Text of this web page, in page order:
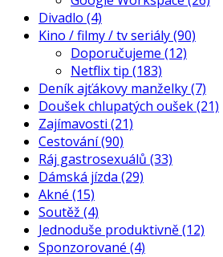
Divadlo (4)
Kino / filmy / tv seriály(90)
Doporučujeme (12)
Netflix tip (183)
Deník ajťákovy manželky(7)
Doušek chlupatých oušek(21)
Zajímavosti (21)
Cestování(90)
Ráj gastrosexuálů (33)
Dámská jízda (29)
Akné (15)
Soutěž (4)
Jednoduše produktivně(12)
Sponzorované (4)